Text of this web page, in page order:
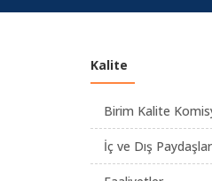
İçerik
Kalite
Birim Kalite
İç ve Dış